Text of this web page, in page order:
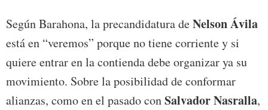
Según Barahona, la precandidatura deNelson Ávila
está en “veremos” porque no tiene corriente y si
quiere entrar en la contienda debe organizar ya su
movimiento. Sobre la posibilidad de conformar
alianzas, como en el pasado conSalvador Nasralla,